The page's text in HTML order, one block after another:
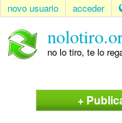
novo usuario acceder
no lo tiro, te lo
+